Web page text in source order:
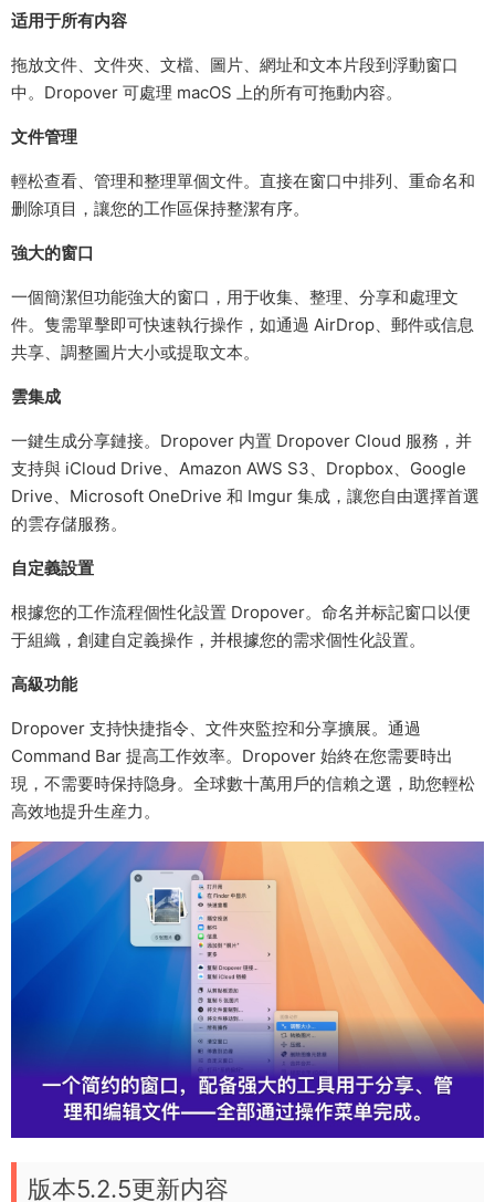
适用于所有内容
拖放文件、文件夾、文檔、圖片、網址和文本片段到浮動窗口
中。Dropover 可處理 macOS 上的所有可拖動内容。
文件管理
輕松查看、管理和整理單個文件。直接在窗口中排列、重命名和
删除項目，讓您的工作區保持整潔有序。
強大的窗口
一個簡潔但功能強大的窗口，用于收集、整理、分享和處理文
件。隻需單擊即可快速執行操作，如通過 AirDrop、郵件或信息
共享、調整圖片大小或提取文本。
雲集成
一鍵生成分享鏈接。Dropover 内置 Dropover Cloud 服務，并
支持與 iCloud Drive、Amazon AWS S3、Dropbox、Google
Drive、Microsoft OneDrive 和 Imgur 集成，讓您自由選擇首選
的雲存儲服務。
自定義設置
根據您的工作流程個性化設置 Dropover。命名并标記窗口以便
于組織，創建自定義操作，并根據您的需求個性化設置。
高級功能
Dropover 支持快捷指令、文件夾監控和分享擴展。通過
Command Bar 提高工作效率。Dropover 始終在您需要時出
現，不需要時保持隐身。全球數十萬用戶的信賴之選，助您輕松
高效地提升生産力。
版本5.2.5更新内容